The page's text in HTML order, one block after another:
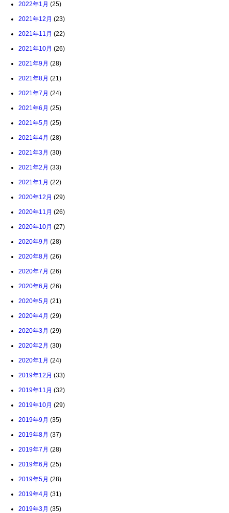
2022年1月 (25)
2021年12月 (23)
2021年11月 (22)
2021年10月 (26)
2021年9月 (28)
2021年8月 (21)
2021年7月 (24)
2021年6月 (25)
2021年5月 (25)
2021年4月 (28)
2021年3月 (30)
2021年2月 (33)
2021年1月 (22)
2020年12月 (29)
2020年11月 (26)
2020年10月 (27)
2020年9月 (28)
2020年8月 (26)
2020年7月 (26)
2020年6月 (26)
2020年5月 (21)
2020年4月 (29)
2020年3月 (29)
2020年2月 (30)
2020年1月 (24)
2019年12月 (33)
2019年11月 (32)
2019年10月 (29)
2019年9月 (35)
2019年8月 (37)
2019年7月 (28)
2019年6月 (25)
2019年5月 (28)
2019年4月 (31)
2019年3月 (35)